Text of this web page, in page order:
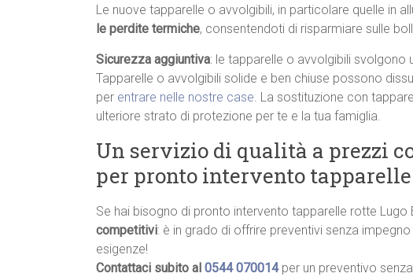
Le nuove tapparelle o avvolgibili, in particolare quelle in
le perdite termiche, consentendoti di risparmiare sulle
Sicurezza aggiuntiva: le tapparelle o avvolgibili svolgono
Tapparelle o avvolgibili solide e ben chiuse possono
per entrare nelle nostre case. La sostituzione con
ulteriore strato di protezione per te e la tua famiglia.
Un servizio di qualità a prezzi
per pronto intervento
Se hai bisogno di pronto intervento tapparelle rotte Lugo
competitivi: è in grado di offrire preventivi senza
esigenze!
Contattaci subito al 0544 070014 per un preventivo